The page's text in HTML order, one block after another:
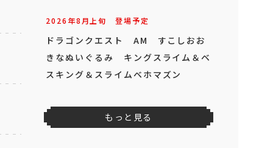
2026年8月上旬 登場予定
ドラゴンクエスト AM すこしおお
きなぬいぐるみ キングスライム＆ベ
スキング＆スライムベホマズン
もっと見る